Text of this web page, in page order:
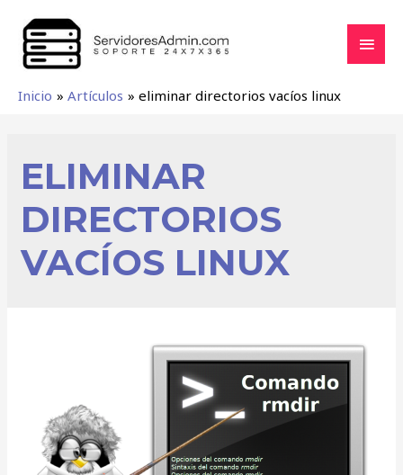
Inicio Artículos eliminar directorios vacíos linux
ELIMINAR
DIRECTORIOS
VACÍOS LINUX